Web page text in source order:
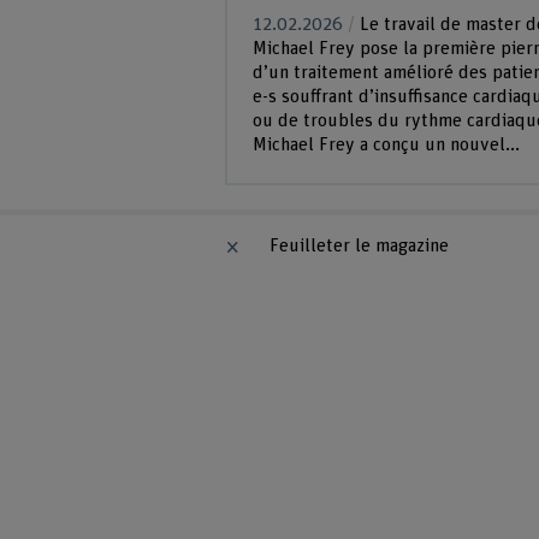
12.02.2026
Le travail de master
Michael Frey pose la première
d’un traitement amélioré des
e-s souffrant d’insuffisance
ou de troubles du rythme
Michael Frey a conçu un nouvel...
Feuilleter le magazine